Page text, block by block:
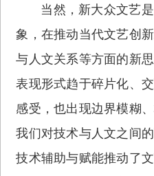
当然，新大众文艺
象，在推动当代文艺创
与人文关系等方面的新
表现形式趋于碎片化、
感受，也出现边界模糊
我们对技术与人文之间
技术辅助与赋能推动了